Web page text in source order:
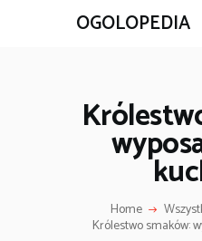
OGOLOPEDIA
Home
Królestwo smaków: